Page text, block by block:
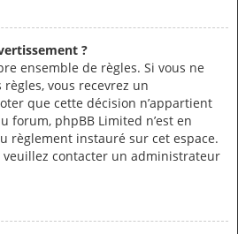
?
ensemble de règles. Si vous ne
vous recevrez un
que cette décision n’appartient
forum, phpBB Limited n’est en
règlement instauré sur cet espace.
veuillez contacter un administrateur